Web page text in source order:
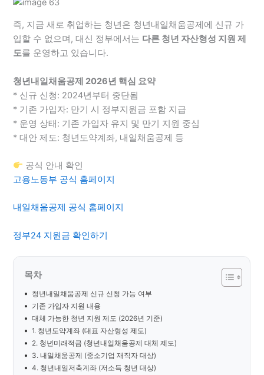
즉, 지금 새로 취업하는 청년은 청년내일채움공제에 신규 가
입할 수 없으며, 대신 정부에서는 다른 청년 자산형성 지원 제
도를 운영하고 있습니다.
청년내일채움공제 2026년 핵심 요약
* 신규 신청: 2024년부터 중단됨
* 기존 가입자: 만기 시 정부지원금 포함 지급
* 운영 상태: 기존 가입자 유지 및 만기 지원 중심
* 대안 제도: 청년도약계좌, 내일채움공제 등
공식 안내 확인
고용노동부 공식 홈페이지
내일채움공제 공식 홈페이지
정부24 지원금 확인하기
목차
청년내일채움공제 신규 신청 가능 여부
기존 가입자 지원 내용
대체 가능한 청년 지원 제도 (2026년 기준)
1. 청년도약계좌 (대표 자산형성 제도)
2. 청년미래적금 (청년내일채움공제 대체 제도)
3. 내일채움공제 (중소기업 재직자 대상)
4. 청년내일저축계좌 (저소득 청년 대상)